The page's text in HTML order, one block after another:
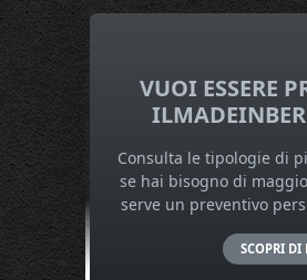
VUOI ESSERE
Consulta le tipologie di
se hai bisogno di
serve un preventivo
SCOPRI DI